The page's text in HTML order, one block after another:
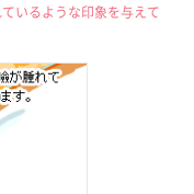
いるような印象を与えて